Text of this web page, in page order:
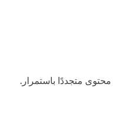
محتوى متجددًا باستمرار.